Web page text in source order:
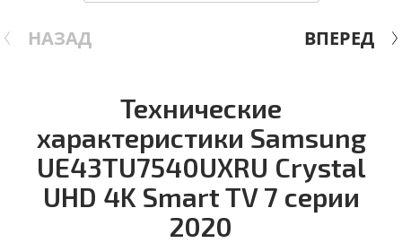
НАЗАД ВПЕРЕД
Технические
характеристики Samsung
UE43TU7540UXRU Crystal
UHD 4K Smart TV 7 серии
2020